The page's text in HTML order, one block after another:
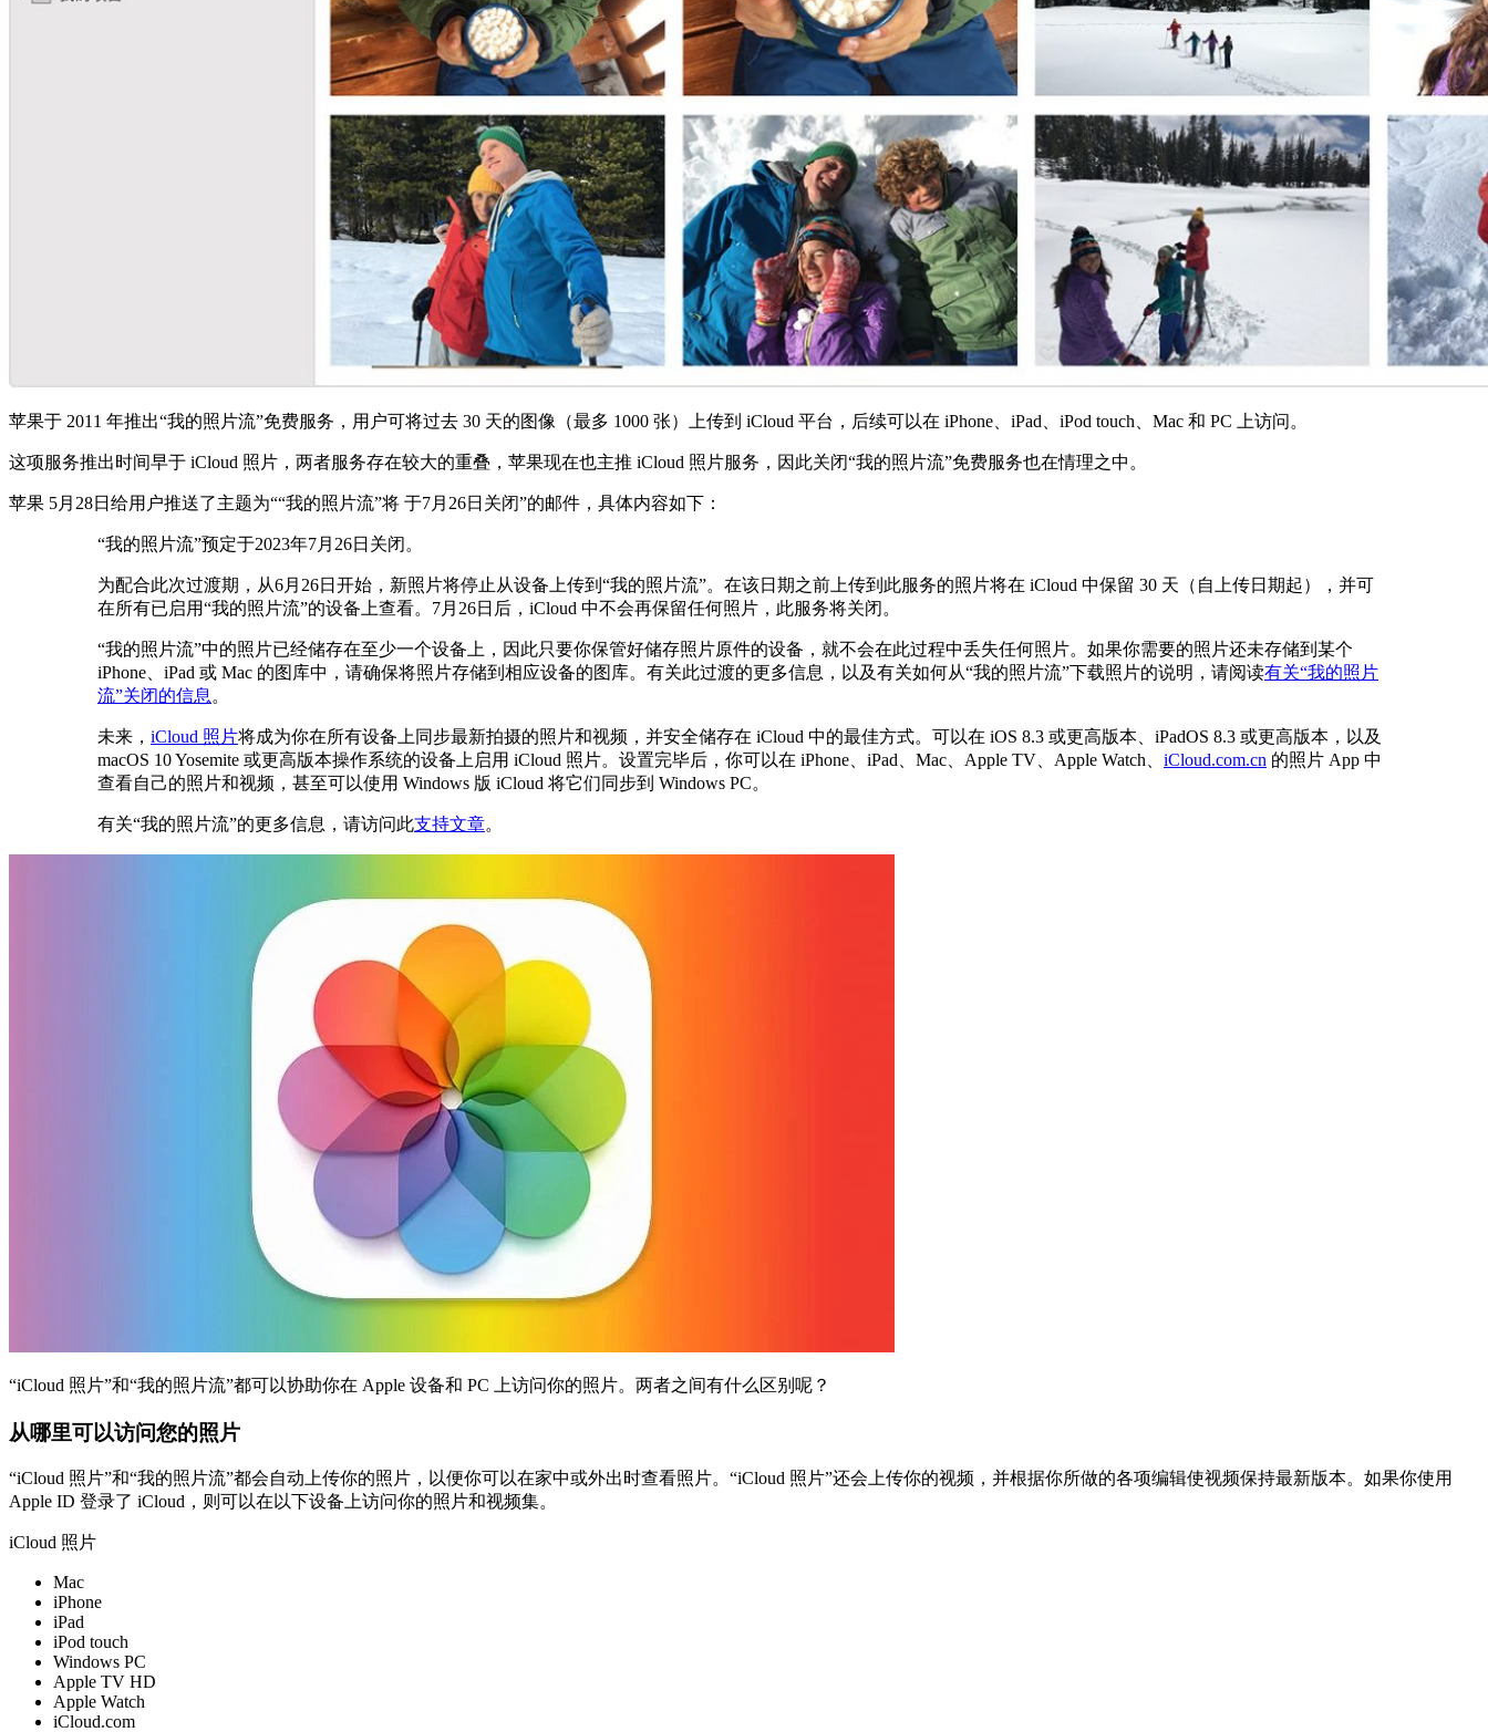
苹果于 2011 年推出“我的照片流”免费服务，用户可将过去 30 天的图像（最多 1000 张）上传到 iCloud 平台，后续可以在 iPhone、iPad、iPod touch、Mac 和 PC 上访问。
这项服务推出时间早于 iCloud 照片，两者服务存在较大的重叠，苹果现在也主推 iCloud 照片服务，因此关闭“我的照片流”免费服务也在情理之中。
苹果 5月28日给用户推送了主题为““我的照片流”将 于7月26日关闭”的邮件，具体内容如下：
“我的照片流”预定于2023年7月26日关闭。
为配合此次过渡期，从6月26日开始， 新照片将停止从设备上传到“我的照片流”。 在该日期之前上传到此服务的照片将在 iCloud 中保留 30 天（自上传日期起），并可
在所有已启用“我的照片流”的设备上查看。7月26日后，iCloud 中不会再保留任何照片，此服务将关闭。
“我的照片流”中的照片已经储存在至少一个设备上， 因此只要你保管好储存照片原件的设备， 就不会在此过程中丢失任何照片。如果你需要的照片还未存储到某个
iPhone、iPad 或 Mac 的图库中，请确保将照片存储到相应设备的图库。 有关此过渡的更多信息，以及有关如何从“我的照片流”下载照片的说明，请阅读有关“我的照片
流”关闭的信息 。
未来， iCloud 照片将成为你在所有设备上同步最新拍摄的照片和视频， 并安全储存在 iCloud 中的最佳方式。可以在 iOS 8.3 或更高版本、iPadOS 8.3 或更高版本，以及
macOS 10 Yosemite 或更高版本操作系统的设备上启用 iCloud 照片。设置完毕后，你可以在 iPhone、iPad、Mac、Apple TV、Apple Watch、 iCloud.com.cn 的照片 App 中
查看自己的照片和视频，甚至可以使用 Windows 版 iCloud 将它们同步到 Windows PC。
有关“我的照片流”的更多信息，请访问此支持文章。
“iCloud 照片”和“我的照片流”都可以协助你在 Apple 设备和 PC 上访问你的照片。两者之间有什么区别呢？
从哪里可以访问您的照片
“iCloud 照片”和“我的照片流”都会自动上传你的照片，以便你可以在家中或外出时查看照片。“iCloud 照片”还会上传你的视频，并根据你所做的各项编辑使视频保持最新版本。如果你使用
Apple ID 登录了 iCloud，则可以在以下设备上访问你的照片和视频集。
iCloud 照片
Mac
iPhone
iPad
iPod touch
Windows PC
Apple TV HD
Apple Watch
iCloud.com